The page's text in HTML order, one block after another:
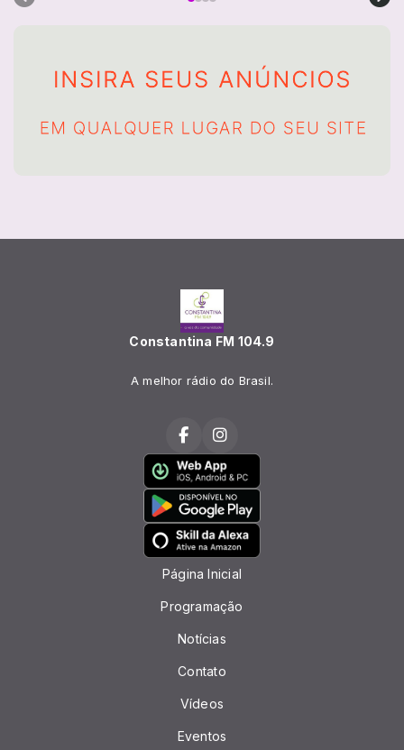
Constantina FM 104.9
A melhor rádio do Brasil.
Página Inicial
Programação
Notícias
Contato
Vídeos
Eventos